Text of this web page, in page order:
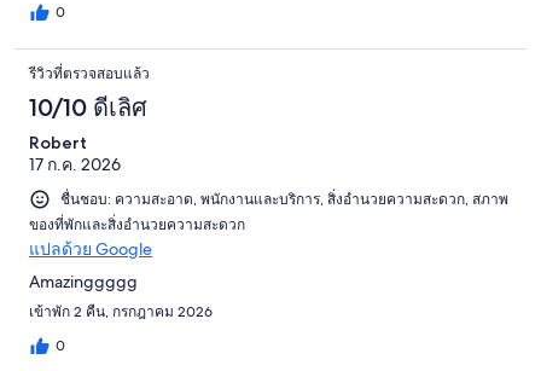
0
รีวิวที่ตรวจสอบแล้ว
10/10 ดีเลิศ
Robert
17 ก.ค. 2026
ชื่นชอบ: ความสะอาด, พนักงานและบริการ, สิ่งอำนวยความสะดวก, สภาพ
ของที่พักและสิ่งอำนวยความสะดวก
แปลด้วย Google
Amazinggggg
เข้าพัก 2 คืน, กรกฎาคม 2026
0